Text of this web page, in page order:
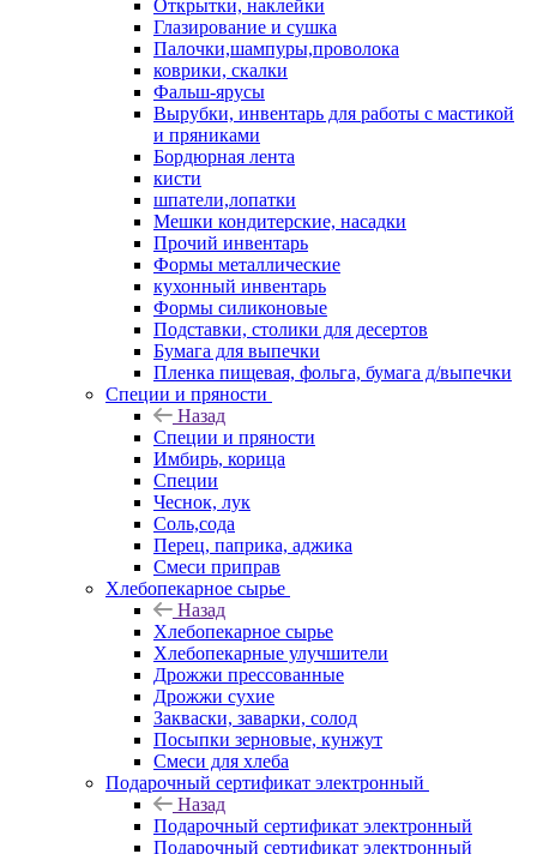
Открытки, наклейки
Глазирование и сушка
Палочки,шампуры,проволока
коврики, скалки
Фальш-ярусы
Вырубки, инвентарь для работы с мастикой
и пряниками
Бордюрная лента
кисти
шпатели,лопатки
Мешки кондитерские, насадки
Прочий инвентарь
Формы металлические
кухонный инвентарь
Формы силиконовые
Подставки, столики для десертов
Бумага для выпечки
Пленка пищевая, фольга, бумага д/выпечки
Специи и пряности
Назад
Специи и пряности
Имбирь, корица
Специи
Чеснок, лук
Соль,сода
Перец, паприка, аджика
Смеси приправ
Хлебопекарное сырье
Назад
Хлебопекарное сырье
Хлебопекарные улучшители
Дрожжи прессованные
Дрожжи сухие
Закваски, заварки, солод
Посыпки зерновые, кунжут
Смеси для хлеба
Подарочный сертификат электронный
Назад
Подарочный сертификат электронный
Подарочный сертификат электронный